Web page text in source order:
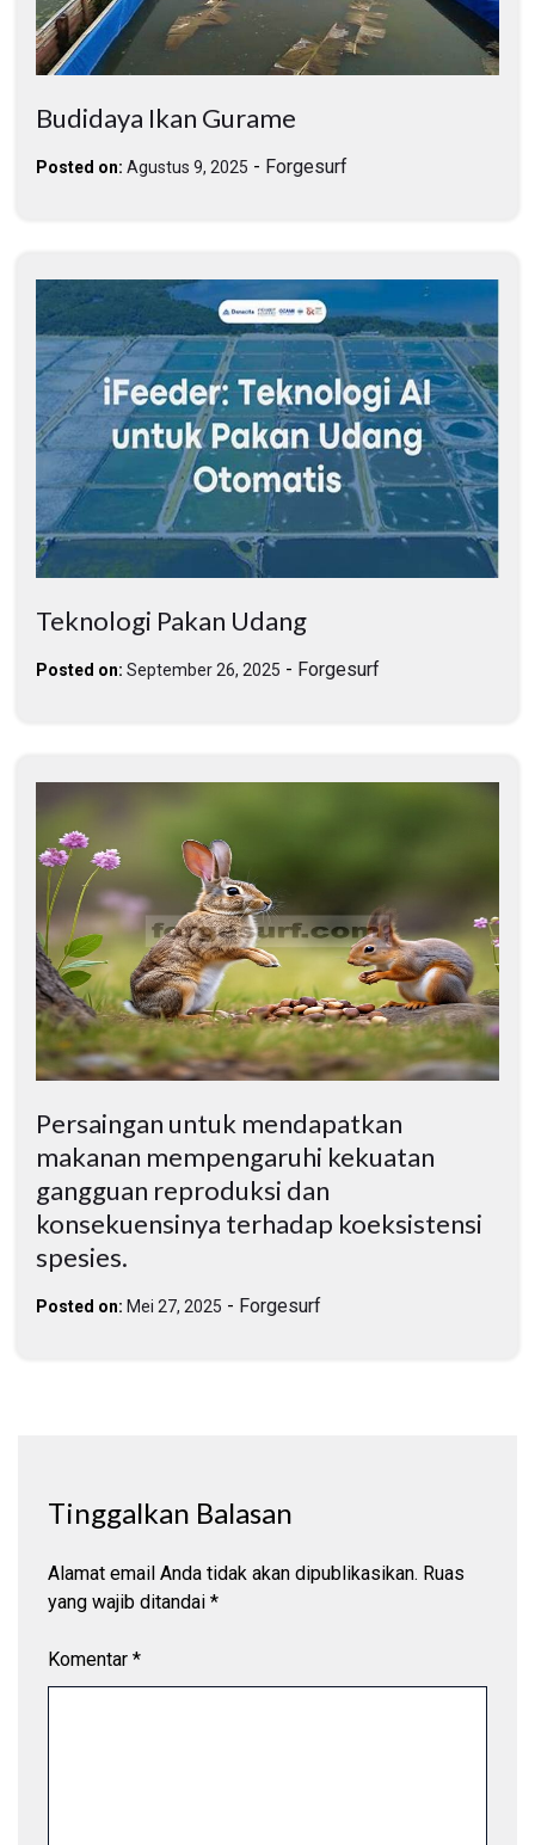
Budidaya Ikan Gurame
Posted on: Agustus 9, 2025 - Forgesurf
Teknologi Pakan Udang
Posted on: September 26, 2025 - Forgesurf
Persaingan untuk mendapatkan
makanan mempengaruhi kekuatan
gangguan reproduksi dan
konsekuensinya terhadap koeksistensi
spesies.
Posted on: Mei 27, 2025 - Forgesurf
Tinggalkan Balasan
Alamat email Anda tidak akan dipublikasikan. Ruas
yang wajib ditandai *
Komentar *